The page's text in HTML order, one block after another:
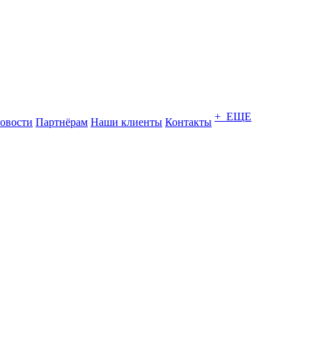
Партнёрам Наши клиенты Контакты + ЕЩЕ